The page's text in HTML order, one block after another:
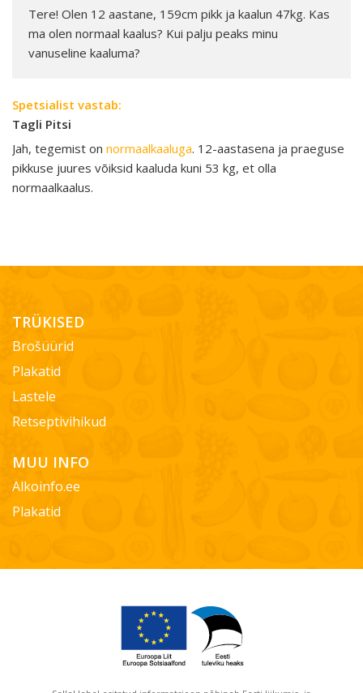
Tere! Olen 12 aastane, 159cm pikk ja kaalun 47kg. Kas
ma olen normaal kaalus? Kui palju peaks minu
vanuseline kaaluma?
Spetsialist vastab:
Tagli Pitsi
Jah, tegemist on normaalkaaluga. 12-aastasena ja praeguse
pikkuse juures võiksid kaaluda kuni 53 kg, et olla
normaalkaalus.
TRÜKISED
Brošüürid
Plakatid
Lastele
Retseptivihikud
MUU INFO
Alkoinfo.ee
Plakatid